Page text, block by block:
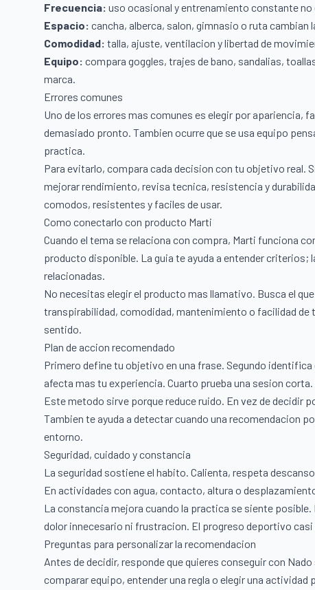
Frecuencia: uso ocasional y entrenamiento constante no
Espacio: cancha, alberca, salon, gimnasio o ruta cambian
Comodidad: talla, ajuste, ventilacion y libertad de
Equipo: compara goggles, trajes de bano, sandalias,
marca.
Errores comunes
Uno de los errores mas comunes es elegir por
demasiado pronto. Tambien ocurre que se usa equipo
practica.
Para evitarlo, compara cada decision con tu objetivo real.
mejorar rendimiento, revisa tecnica, resistencia y
comodos, resistentes y faciles de usar.
Como conectarlo con producto Marti
Cuando el tema se relaciona con compra, Marti funciona
producto disponible. La guia te ayuda a entender
relacionadas.
No necesitas elegir el producto mas llamativo. Busca el
transpirabilidad, comodidad, mantenimiento o facilidad de
sentido.
Plan de accion recomendado
Primero define tu objetivo en una frase. Segundo
afecta mas tu experiencia. Cuarto prueba una sesion
Este metodo sirve porque reduce ruido. En vez de decidir
Tambien te ayuda a detectar cuando una recomendacion
entorno.
Seguridad, cuidado y constancia
La seguridad sostiene el habito. Calienta, respeta
En actividades con agua, contacto, altura o
La constancia mejora cuando la practica se siente
dolor innecesario ni frustracion. El progreso deportivo casi
Preguntas para personalizar la recomendacion
Antes de decidir, responde que quieres conseguir con
comparar equipo, entender una regla o elegir una